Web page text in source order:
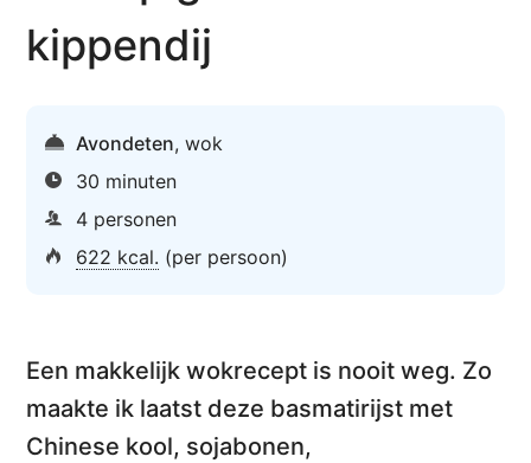
kippendij
Avondeten,wok
30 minuten
4 personen
622 kcal. (per persoon)
Een makkelijk wokrecept is nooit weg. Zo
maakte ik laatst deze basmatirijst met
Chinese kool, sojabonen,